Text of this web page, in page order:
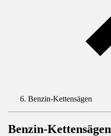
Benzin-Kettensägen
Benzin-Kettensägen